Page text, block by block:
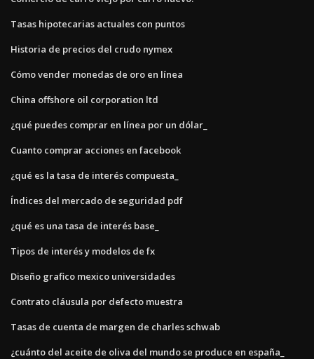
Tasas hipotecarias actuales con puntos
Historia de precios del crudo nymex
Cómo vender monedas de oro en línea
China offshore oil corporation ltd
¿qué puedes comprar en línea por un dólar_
Cuanto comprar acciones en facebook
¿qué es la tasa de interés compuesta_
Índices del mercado de seguridad pdf
¿qué es una tasa de interés base_
Tipos de interés y modelos de fx
Diseño grafico mexico universidades
Contrato cláusula por defecto muestra
Tasas de cuenta de margen de charles schwab
¿cuánto del aceite de oliva del mundo se produce en españa_